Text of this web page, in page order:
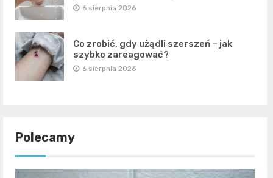
6 sierpnia 2026
Co zrobić, gdy użądli szerszeń – jak
szybko zareagować?
6 sierpnia 2026
Polecamy